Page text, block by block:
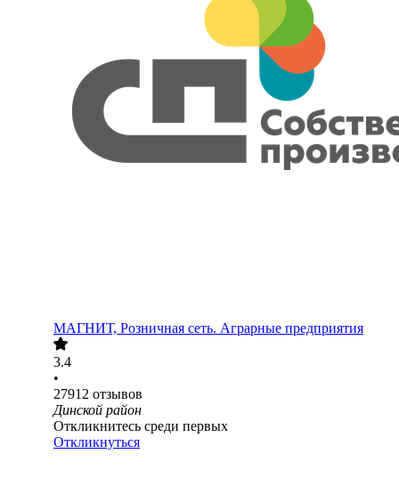
МАГНИТ, Розничная сеть. Аграрные предприятия
3.4
•
27912 отзывов
Динской район
Откликнитесь среди первых
Откликнуться